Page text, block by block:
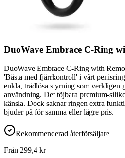
DuoWave Embrace C-Ring
DuoWave Embrace C-Ring with
'Bästa med fjärrkontroll' i vårt
enkla, trådlösa styrning som verkligen
användning. Det töjbara premium-
känsla. Dock saknar ringen extra
bjuder på för samma eller lägre pris.
Rekommenderad återförsäljare
Från 299,4 kr